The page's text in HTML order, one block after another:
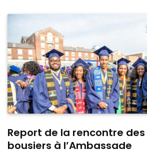
Report de la rencontre
bousiers à l’Ambassade